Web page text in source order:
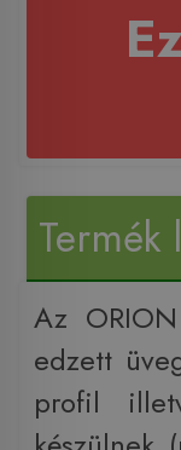
Termék
Az
edzett
profil